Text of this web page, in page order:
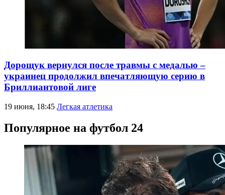
Дорощук вернулся после травмы с медалью –
украинец продолжил впечатляющую серию в
Бриллиантовой лиге
19 июня, 18:45 Легкая атлетика
Популярное на футбол 24